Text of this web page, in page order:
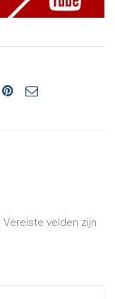
Vereiste velden zijn